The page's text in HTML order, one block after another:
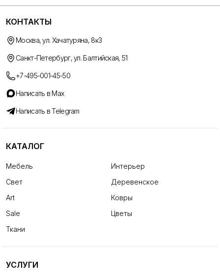
КОНТАКТЫ
Москва, ул. Хачатуряна, 8к3
Санкт-Петербург, ул. Балтийская, 51
+7-495-001-45-50
Написать в Max
Написать в Telegram
КАТАЛОГ
Мебель
Интерьер
Свет
Деревенское
Art
Ковры
Sale
Цветы
Ткани
УСЛУГИ